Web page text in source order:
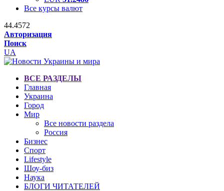
Все курсы валют
44.4572
Авторизация
Поиск
UA
ВСЕ РАЗДЕЛЫ
Главная
Украина
Город
Мир
Все новости раздела
Россия
Бизнес
Спорт
Lifestyle
Шоу-биз
Наука
БЛОГИ ЧИТАТЕЛЕЙ